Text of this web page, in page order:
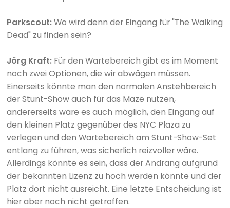
Parkscout:Wo wird denn der Eingang für "The Walking
Dead" zu finden sein?
Jörg Kraft:Für den Wartebereich gibt es im Moment
noch zwei Optionen, die wir abwägen müssen.
Einerseits könnte man den normalen Anstehbereich
der Stunt-Show auch für das Maze nutzen,
andererseits wäre es auch möglich, den Eingang auf
den kleinen Platz gegenüber des NYC Plaza zu
verlegen und den Wartebereich am Stunt-Show-Set
entlang zu führen, was sicherlich reizvoller wäre.
Allerdings könnte es sein, dass der Andrang aufgrund
der bekannten Lizenz zu hoch werden könnte und der
Platz dort nicht ausreicht. Eine letzte Entscheidung ist
hier aber noch nicht getroffen.